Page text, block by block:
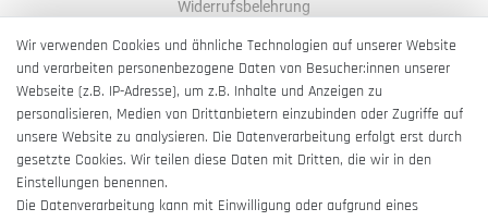
Widerrufsbelehrung
AGB
Impressum
Barrierefreiheitserklärung
Wir verwenden Cookies und ähnliche Technologien auf unserer Website
und verarbeiten personenbezogene Daten von Besucher:innen unserer
Webseite (z.B. IP-Adresse), um z.B. Inhalte und Anzeigen zu
personalisieren, Medien von Drittanbietern einzubinden oder Zugriffe auf
unsere Website zu analysieren. Die Datenverarbeitung erfolgt erst durch
gesetzte Cookies. Wir teilen diese Daten mit Dritten, die wir in den
Einstellungen benennen.
Die Datenverarbeitung kann mit Einwilligung oder aufgrund eines